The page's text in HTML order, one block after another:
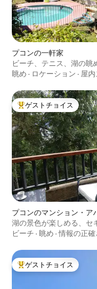
プコンの一軒家
ビーチ、テニス、湖の眺
眺め · ロケーション · 屋
大好評のゲストチョイス
ゲストチョイス
プコンのマンション・ア
湖の景色が楽しめる、セ
ート、プコン（Pucon）
ビーチ · 眺め ·情報の正確
大好評のゲストチョイス
ゲストチョイス